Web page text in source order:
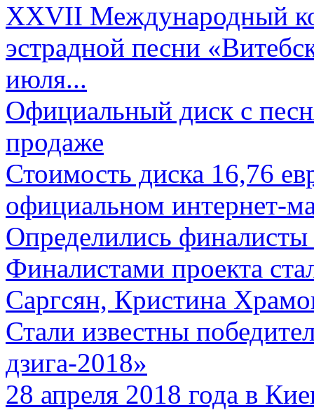
XXVII Международный
эстрадной песни
июля...
Официальный диск с
продаже
Стоимость диска 16,76
официальном интернет-
Определились
Финалистами проекта
Саргсян, Кристина
Стали известны
дзига-2018»
28 апреля 2018 года в